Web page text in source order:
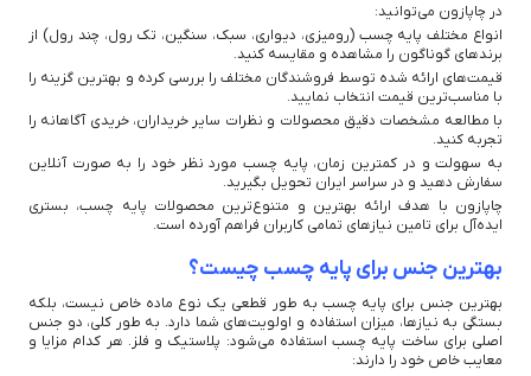
در چاپازون می‌توانید:
انواع مختلف پایه چسب (رومیزی، دیواری، سبک، سنگین، تک رول، چند رول) از
برندهای گوناگون را مشاهده و مقایسه کنید.
قیمت‌های ارائه شده توسط فروشندگان مختلف را بررسی کرده و بهترین گزینه را
با مناسب‌ترین قیمت انتخاب نمایید.
با مطالعه مشخصات دقیق محصولات و نظرات سایر خریداران، خریدی آگاهانه را
تجربه کنید.
به سهولت و در کمترین زمان، پایه چسب مورد نظر خود را به صورت آنلاین
سفارش دهید و در سراسر ایران تحویل بگیرید.
چاپازون با هدف ارائه بهترین و متنوع‌ترین محصولات پایه چسب، بستری
ایده‌آل برای تامین نیازهای تمامی کاربران فراهم آورده است.
بهترین جنس برای پایه چسب چیست؟
بهترین جنس برای پایه چسب به طور قطعی یک نوع ماده خاص نیست، بلکه
بستگی به نیازها، میزان استفاده و اولویت‌های شما دارد. به طور کلی، دو جنس
اصلی برای ساخت پایه چسب استفاده می‌شود: پلاستیک و فلز. هر کدام مزایا و
معایب خاص خود را دارند: